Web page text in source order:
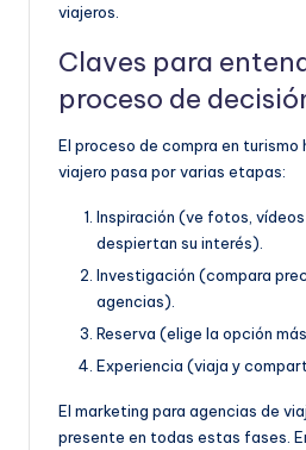
viajeros.
Claves para
proceso de
El proceso de compra en turismo
viajero pasa por varias etapas:
Inspiración (ve fotos,
despiertan su interés).
Investigación (compara
agencias).
Reserva (elige la opción
Experiencia (viaja y
El marketing para agencias de
presente en todas estas fases.